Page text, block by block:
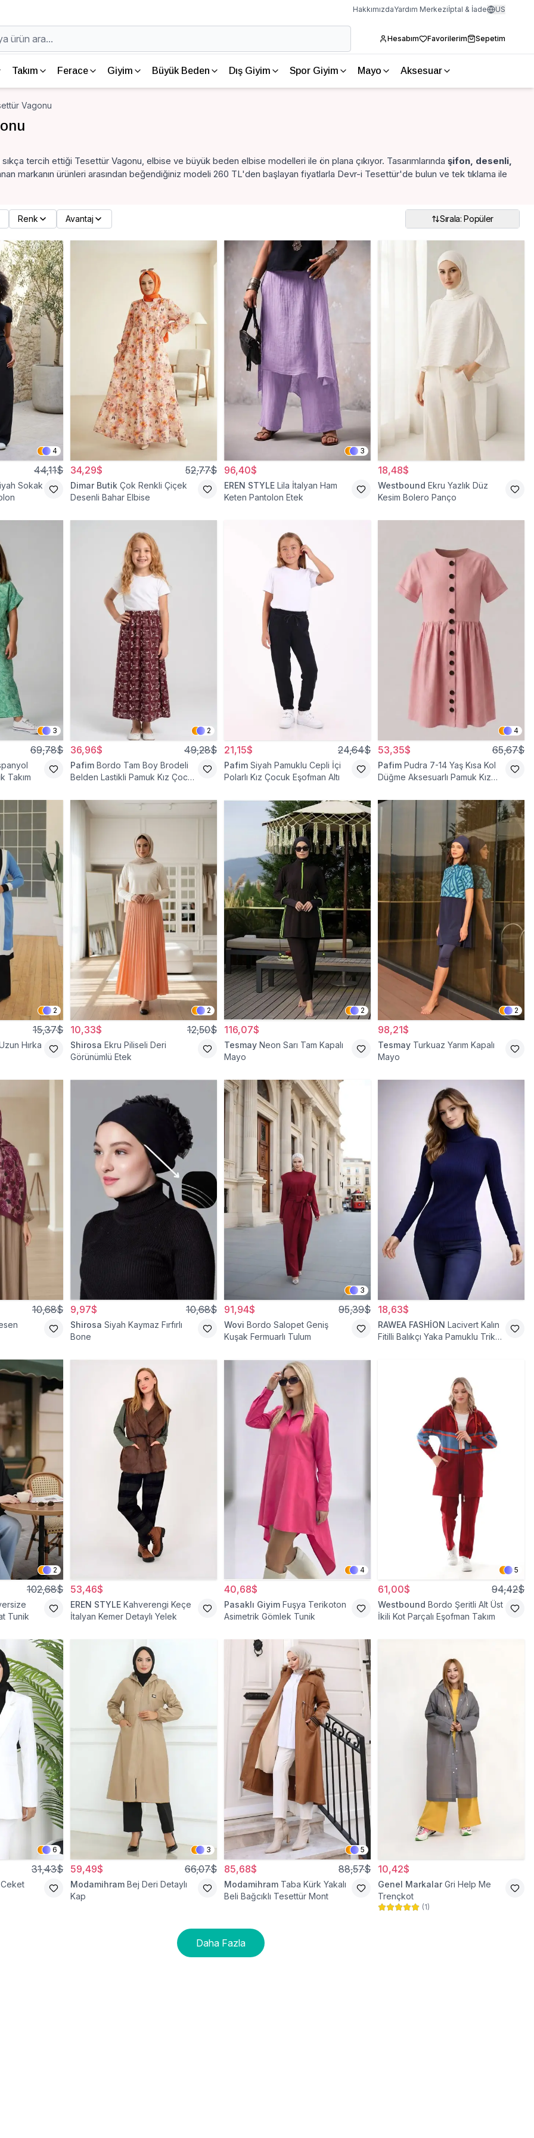
HakkımızdaYardım Merkeziİptal & İade US
Hesabım Favorilerim Sepetim
Takım Ferace Giyim Büyük Beden Dış Giyim Spor Giyim Mayo Aksesuar
Vagonu
sıkça tercih ettiği Tesettür Vagonu, elbise ve büyük beden elbise modelleri ile ön plana çıkıyor. Tasarımlarında şifon, desenli,
markanın ürünleri arasından beğendiğiniz modeli 260 TL'den başlayan fiyatlarla Devr-i Tesettür'de bulun ve tek tıklama ile
Renk Avantaj Sırala: Popüler
4
44,11$
Sokak
34,29$ 52,77$
Dimar Butik Çok Renkli Çiçek
Desenli Bahar Elbise
3
96,40$
EREN STYLE Lila İtalyan Ham
Keten Pantolon Etek
18,48$
Westbound Ekru Yazlık Düz
Kesim Bolero Panço
3
69,78$
Takım
2
36,96$ 49,28$
Pafim Bordo Tam Boy Brodeli
Belden Lastikli Pamuk Kız Çocuk
21,15$ 24,64$
Pafim Siyah Pamuklu Cepli İçi
Polarlı Kız Çocuk Eşofman Altı
4
53,35$ 65,67$
Pafim Pudra 7-14 Yaş Kısa Kol
Düğme Aksesuarlı Pamuk Kız
2
15,37$
Hırka
2
10,33$ 12,50$
Shirosa Ekru Piliseli Deri
Görünümlü Etek
2
116,07$
Tesmay Neon Sarı Tam Kapalı
Mayo
2
98,21$
Tesmay Turkuaz Yarım Kapalı
Mayo
10,68$ 9,97$ 10,68$
Shirosa Siyah Kaymaz Fırfırlı
Bone
3
91,94$ 95,39$
Wovi Bordo Salopet Geniş
Kuşak Fermuarlı Tulum
18,63$
RAWEA FASHİON Lacivert Kalın
Fitilli Balıkçı Yaka Pamuklu Triko
2
102,68$
Tunik
53,46$
EREN STYLE Kahverengi Keçe
İtalyan Kemer Detaylı Yelek
4
40,68$
Pasaklı Giyim Fuşya Terikoton
Asimetrik Gömlek Tunik
5
61,00$ 94,42$
Westbound Bordo Şeritli Alt Üst
İkili Kot Parçalı Eşofman Takım
6
31,43$
3
59,49$ 66,07$
Modamihram Bej Deri Detaylı
Kap
5
85,68$ 88,57$
Modamihram Taba Kürk Yakalı
Beli Bağcıklı Tesettür Mont
10,42$
Genel Markalar Gri Help Me
Trençkot
(1)
Daha Fazla